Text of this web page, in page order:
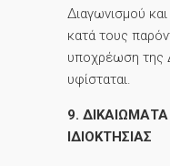
Διαγωνισμού
κατά τους
υποχρέωση της
υφίσταται.
9.
ΙΔΙΟΚΤΗΣΙΑΣ